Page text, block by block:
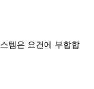
템은 요건에 부합합